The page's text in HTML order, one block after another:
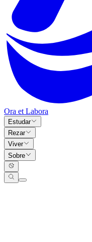
Ora et Labora
Estudar
Rezar
Viver
Sobre